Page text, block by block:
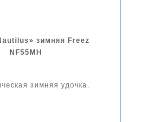
зимняя Freez
NF55MH
зимняя удочка.